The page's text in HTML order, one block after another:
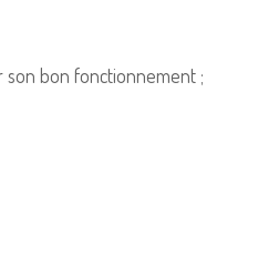
son bon fonctionnement ;